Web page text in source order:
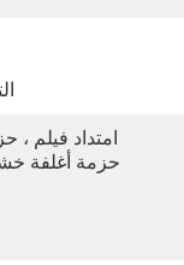
حزمة أغلفة